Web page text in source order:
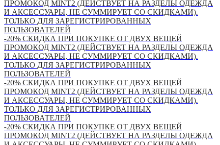
ПРОМОКОД MINT2 (ДЕЙСТВУЕТ НА РАЗДЕЛЫ ОДЕЖДА
И АКСЕССУАРЫ, НЕ СУММИРУЕТ СО СКИДКАМИ).
ТОЛЬКО ДЛЯ ЗАРЕГИСТРИРОВАННЫХ
ПОЛЬЗОВАТЕЛЕЙ
-20% СКИДКА ПРИ ПОКУПКЕ ОТ ДВУХ ВЕЩЕЙ
ПРОМОКОД MINT2 (ДЕЙСТВУЕТ НА РАЗДЕЛЫ ОДЕЖДА
И АКСЕССУАРЫ, НЕ СУММИРУЕТ СО СКИДКАМИ).
ТОЛЬКО ДЛЯ ЗАРЕГИСТРИРОВАННЫХ
ПОЛЬЗОВАТЕЛЕЙ
-20% СКИДКА ПРИ ПОКУПКЕ ОТ ДВУХ ВЕЩЕЙ
ПРОМОКОД MINT2 (ДЕЙСТВУЕТ НА РАЗДЕЛЫ ОДЕЖДА
И АКСЕССУАРЫ, НЕ СУММИРУЕТ СО СКИДКАМИ).
ТОЛЬКО ДЛЯ ЗАРЕГИСТРИРОВАННЫХ
ПОЛЬЗОВАТЕЛЕЙ
-20% СКИДКА ПРИ ПОКУПКЕ ОТ ДВУХ ВЕЩЕЙ
ПРОМОКОД MINT2 (ДЕЙСТВУЕТ НА РАЗДЕЛЫ ОДЕЖДА